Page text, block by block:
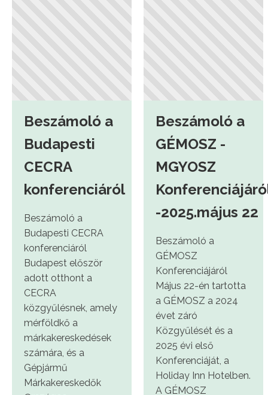
Beszámoló a
Budapesti
CECRA
konferenciáról
Beszámoló a
Budapesti CECRA
konferenciáról
Budapest először
adott otthont a
CECRA
közgyűlésnek, amely
mérföldkő a
márkakereskedések
számára, és a
Gépjármű
Márkakereskedők
Beszámoló a
GÉMOSZ -
MGYOSZ
-2025.május 22
Beszámoló a
GÉMOSZ
Konferenciájáról
Május 22-én tartotta
a GÉMOSZ a 2024
évet záró
Közgyűlését és a
2025 évi első
Konferenciáját, a
Holiday Inn Hotelben.
A GÉMOSZ